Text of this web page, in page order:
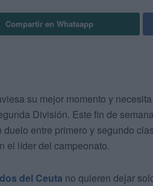
Compartir en Whatsapp
su mejor momento y
División. Este fin de
duelo entre primero y segundo
el líder del campeonato.
del Ceuta no quieren dejar